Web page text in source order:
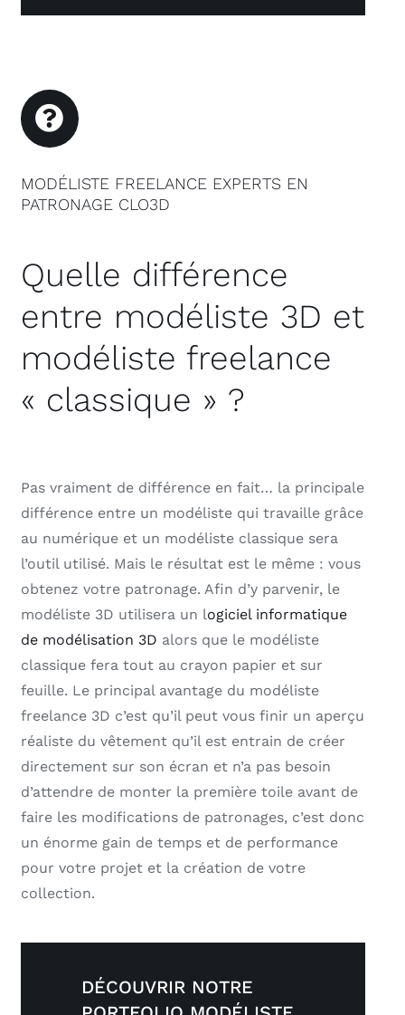
MODÉLISTE FREELANCE EXPERTS EN
PATRONAGE CLO3D
Quelle différence
entre modéliste 3D et
modéliste freelance
« classique » ?
Pas vraiment de différence en fait… la principale
différence entre un modéliste qui travaille grâce
au numérique et un modéliste classique sera
l’outil utilisé. Mais le résultat est le même : vous
obtenez votre patronage. Afin d’y parvenir, le
modéliste 3D utilisera un logiciel informatique
de modélisation 3D alors que le modéliste
classique fera tout au crayon papier et sur
feuille. Le principal avantage du modéliste
freelance 3D c’est qu’il peut vous finir un aperçu
réaliste du vêtement qu’il est entrain de créer
directement sur son écran et n’a pas besoin
d’attendre de monter la première toile avant de
faire les modifications de patronages, c’est donc
un énorme gain de temps et de performance
pour votre projet et la création de votre
collection.
DÉCOUVRIR NOTRE